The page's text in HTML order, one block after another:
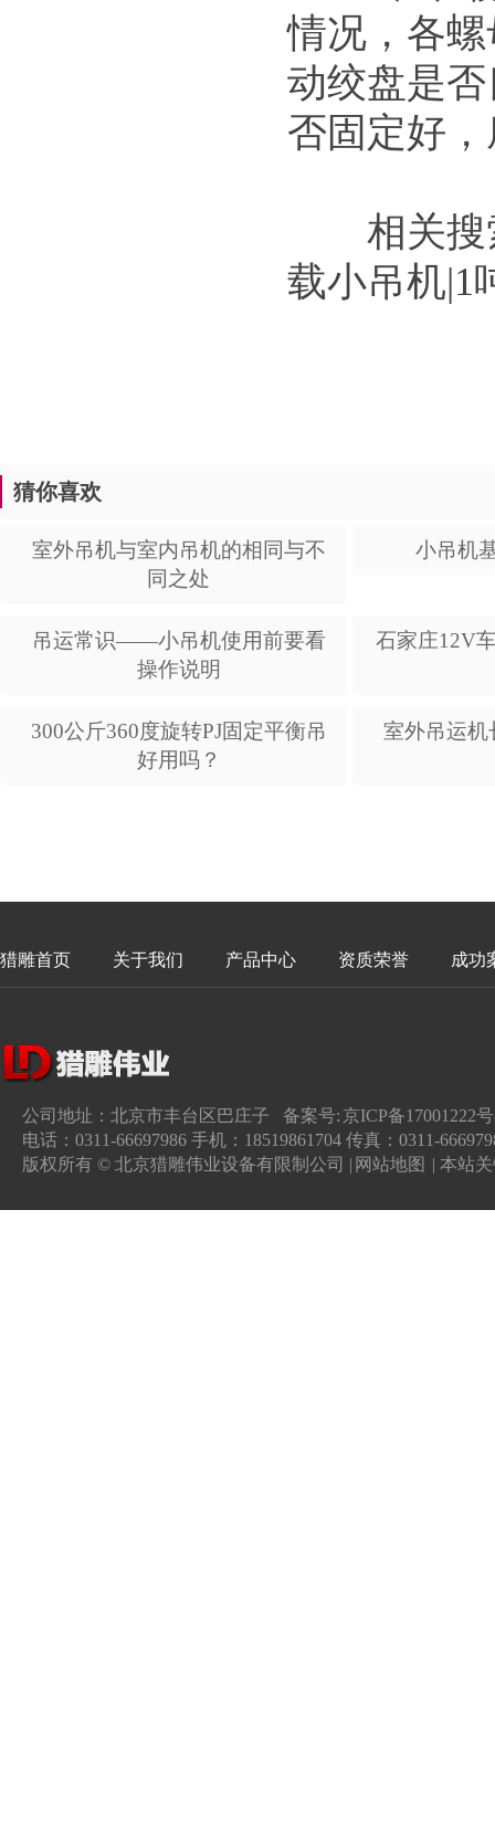
情况，各
动绞盘是
否固定好
相关搜
载小吊机|1
猜你喜欢
室外吊机与室内吊机的相同与不
同之处
小吊机
吊运常识——小吊机使用前要看
操作说明
石家庄12V
300公斤360度旋转PJ固定平衡吊
好用吗？
室外吊运
猎雕首页 关于我们 产品中心 资质荣誉 成功
公司地址：北京市丰台区巴庄子 备案号:京ICP备17001222
电话：0311-66697986 手机：18519861704 传真：0311-
版权所有 © 北京猎雕伟业设备有限制公司 | 网站地图 | 本站